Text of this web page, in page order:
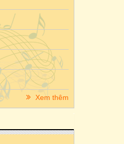
Xem thêm